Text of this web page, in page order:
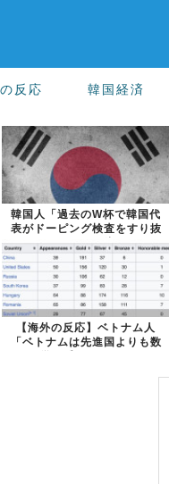
反応 韓国経済
韓国人「過去のW杯で韓国代
表がドーピング検査をすり抜
けるように注...
【海外の反応】ベトナム人
「ベトナムは先進国よりも数